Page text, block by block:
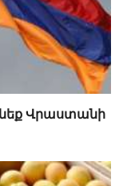
Վրաստանի